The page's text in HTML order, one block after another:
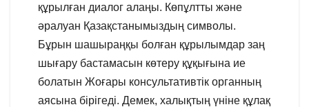
құрылған диалог алаңы. Көпұлтты және
әралуан Қазақстанымыздың символы.
Бұрын шашыраңқы болған құрылымдар заң
шығару бастамасын көтеру құқығына ие
болатын Жоғары консультативтік органның
аясына бірігеді. Демек, халықтың үніне құлақ